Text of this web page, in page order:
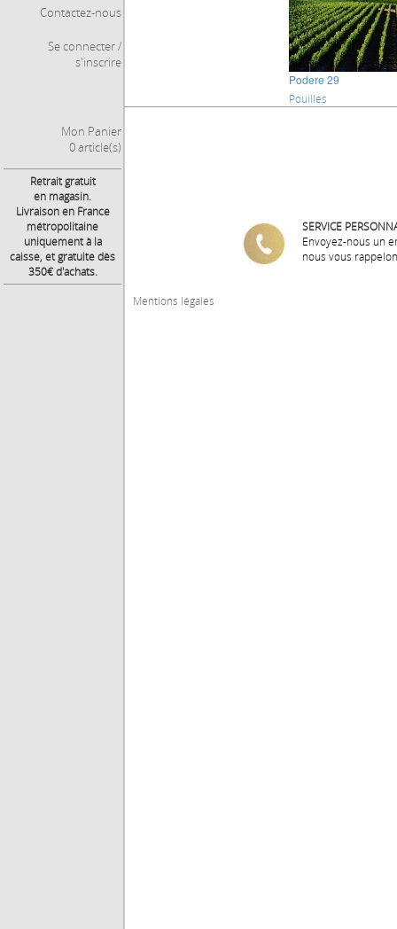
Contactez-nous
Se connecter /
s'inscrire
Mon Panier
0 article(s)
Retrait gratuit
en magasin.
Livraison en France
métropolitaine
uniquement à la
caisse, et gratuite dès
350€ d'achats.
Podere 29
Pouilles
SERVICE
Envoyez-nous un
nous vous
Mentions légales